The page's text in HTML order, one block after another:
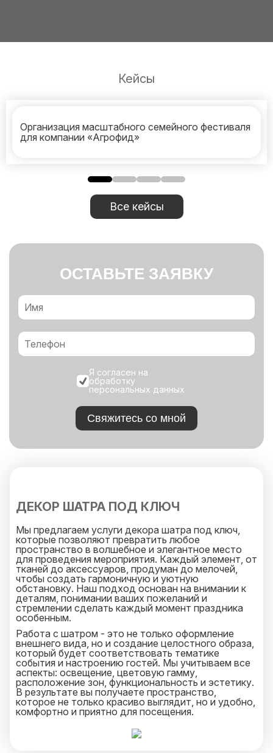
Кейсы
Организация масштабного семейного фестиваля
для компании «Агрофид»
Все кейсы
ОСТАВЬТЕ ЗАЯВКУ
Я согласен на
обработку
персональных данных
Свяжитесь со мной
ДЕКОР ШАТРА ПОД КЛЮЧ
Мы предлагаем услуги декора шатра под ключ,
которые позволяют превратить любое
пространство в волшебное и элегантное место
для проведения мероприятия. Каждый элемент, от
тканей до аксессуаров, продуман до мелочей,
чтобы создать гармоничную и уютную
обстановку. Наш подход основан на внимании к
деталям, понимании ваших пожеланий и
стремлении сделать каждый момент праздника
особенным.
Работа с шатром - это не только оформление
внешнего вида, но и создание целостного образа,
который будет соответствовать тематике
события и настроению гостей. Мы учитываем все
аспекты: освещение, цветовую гамму,
расположение зон, функциональность и эстетику.
В результате вы получаете пространство,
которое не только красиво выглядит, но и удобно,
комфортно и приятно для посещения.
Все материалы, используемые в нашем декоре,
отличаются высоким качеством и